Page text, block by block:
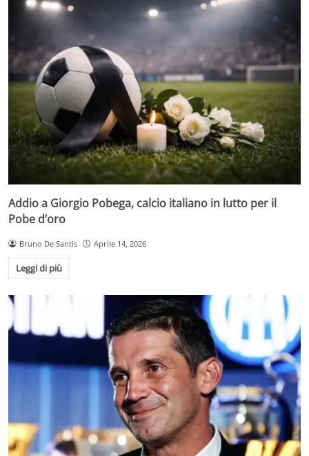
Addio a Giorgio Pobega, calcio italiano in lutto per il
Pobe d’oro
Bruno De Santis Aprile 14, 2026
Leggi di più